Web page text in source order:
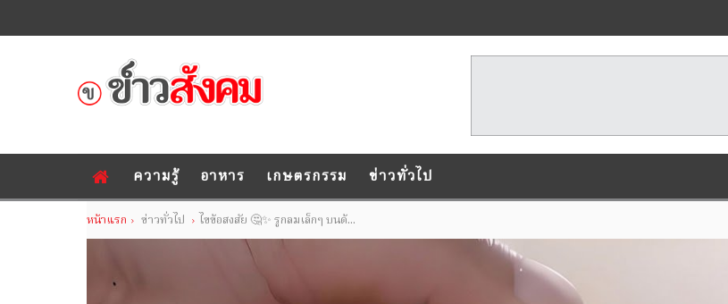
ความรู้ อาหาร เกษตรกรรม ข่าวทั่วไป
หน้าแรก ข่าวทั่วไป ไขข้อสงสัย 🤔✨ รูกลมเล็กๆ บนด้...